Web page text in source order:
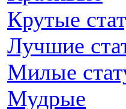
Крутые
Лучшие
Милые
Мудрые